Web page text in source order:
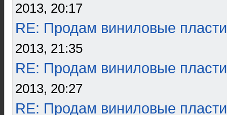
2013, 20:17
RE: Продам виниловые
2013, 21:35
RE: Продам виниловые
2013, 20:27
RE: Продам виниловые